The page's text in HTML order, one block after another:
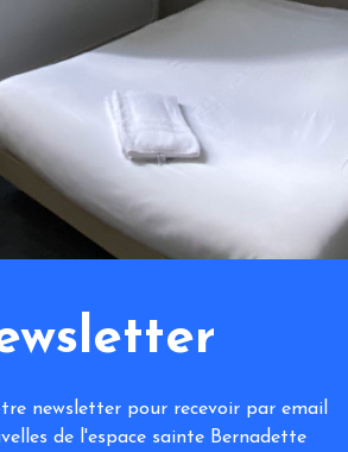
newsletter pour recevoir par email
de l'espace sainte Bernadette